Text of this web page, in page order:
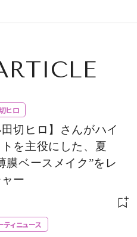
ヒロ
田切ヒロ】さんがハイ
トを主役にした、夏
膜ベースメイク”をレ
ー
ティニュース